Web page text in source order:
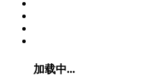
加载中...